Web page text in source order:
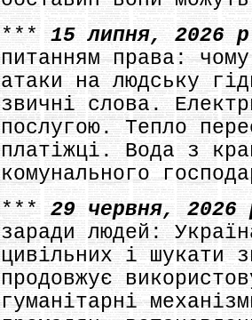
***15 липня, 2026
питанням права:
атаки на людську
звичні слова.
послугою. Тепло
платіжці. Вода з
комунального
***29 червня,
заради людей:
цивільних і шукати
продовжує
гуманітарні